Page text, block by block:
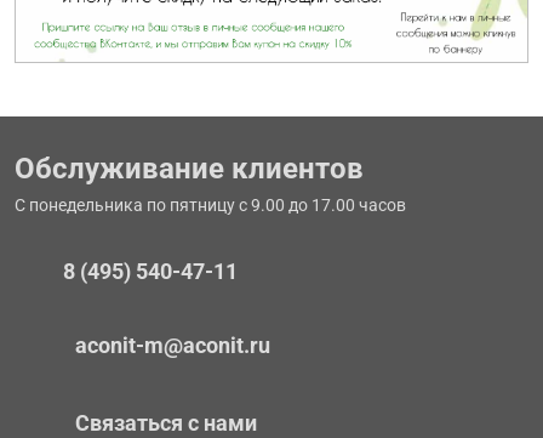
Обслуживание клиентов
С понедельника по пятницу с 9.00 до 17.00 часов
8 (495) 540-47-11
aconit-m@aconit.ru
Связаться с нами